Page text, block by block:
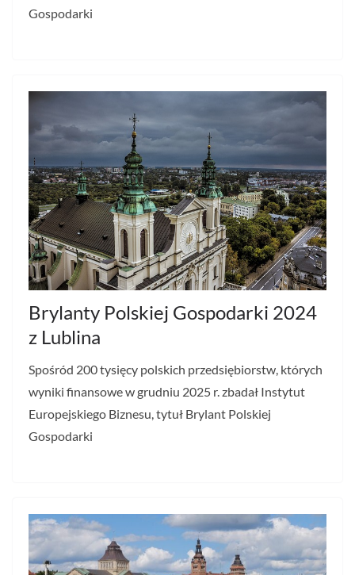
Gospodarki
Brylanty Polskiej Gospodarki 2024
z Lublina
Spośród 200 tysięcy polskich przedsiębiorstw, których
wyniki finansowe w grudniu 2025 r. zbadał Instytut
Europejskiego Biznesu, tytuł Brylant Polskiej
Gospodarki